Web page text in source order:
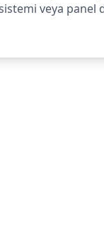
veya